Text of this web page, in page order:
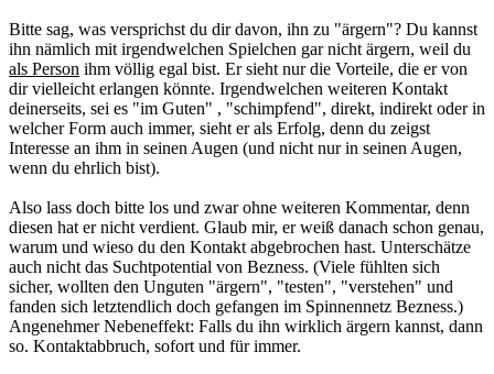
Bitte sag, was versprichst du dir davon, ihn zu "ärgern"? Du kannst
ihn nämlich mit irgendwelchen Spielchen gar nicht ärgern, weil du
als Person ihm völlig egal bist. Er sieht nur die Vorteile, die er von
dir vielleicht erlangen könnte. Irgendwelchen weiteren Kontakt
deinerseits, sei es "im Guten" , "schimpfend", direkt, indirekt oder in
welcher Form auch immer, sieht er als Erfolg, denn du zeigst
Interesse an ihm in seinen Augen (und nicht nur in seinen Augen,
wenn du ehrlich bist).
Also lass doch bitte los und zwar ohne weiteren Kommentar, denn
diesen hat er nicht verdient. Glaub mir, er weiß danach schon genau,
warum und wieso du den Kontakt abgebrochen hast. Unterschätze
auch nicht das Suchtpotential von Bezness. (Viele fühlten sich
sicher, wollten den Unguten "ärgern", "testen", "verstehen" und
fanden sich letztendlich doch gefangen im Spinnennetz Bezness.)
Angenehmer Nebeneffekt: Falls du ihn wirklich ärgern kannst, dann
so. Kontaktabbruch, sofort und für immer.